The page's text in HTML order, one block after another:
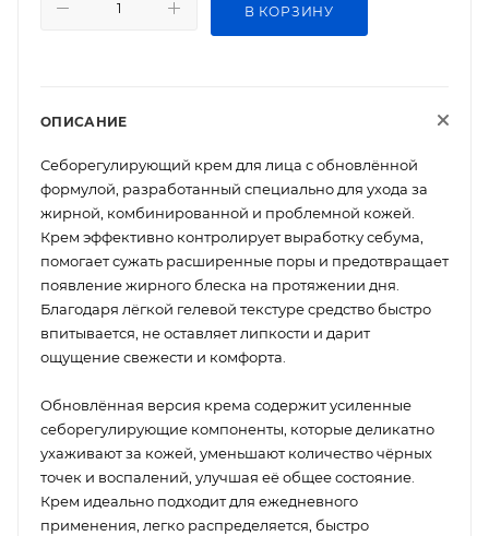
В КОРЗИНУ
ОПИСАНИЕ
Себорегулирующий крем для лица с обновлённой
формулой, разработанный специально для ухода за
жирной, комбинированной и проблемной кожей.
Крем эффективно контролирует выработку себума,
помогает сужать расширенные поры и предотвращает
появление жирного блеска на протяжении дня.
Благодаря лёгкой гелевой текстуре средство быстро
впитывается, не оставляет липкости и дарит
ощущение свежести и комфорта.
Обновлённая версия крема содержит усиленные
себорегулирующие компоненты, которые деликатно
ухаживают за кожей, уменьшают количество чёрных
точек и воспалений, улучшая её общее состояние.
Крем идеально подходит для ежедневного
применения, легко распределяется, быстро